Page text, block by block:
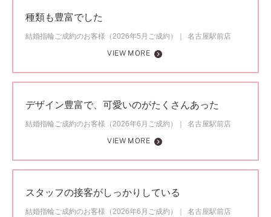
種類も豊富でした
結婚指輪ご成約のお客様（2026年5月ご成約）
名古屋駅前店
VIEW MORE
デザイン豊富で、可愛いのがたくさんあった
結婚指輪ご成約のお客様（2026年6月ご成約）
名古屋駅前店
VIEW MORE
スタッフの接客がしっかりしている
結婚指輪ご成約のお客様（2026年6月ご成約）
名古屋駅前店